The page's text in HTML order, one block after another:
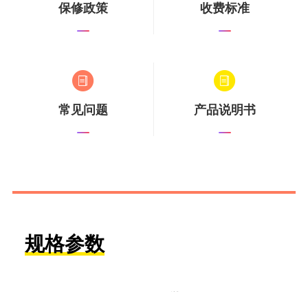
保修政策 收费标准
常见问题 产品说明书
规格参数